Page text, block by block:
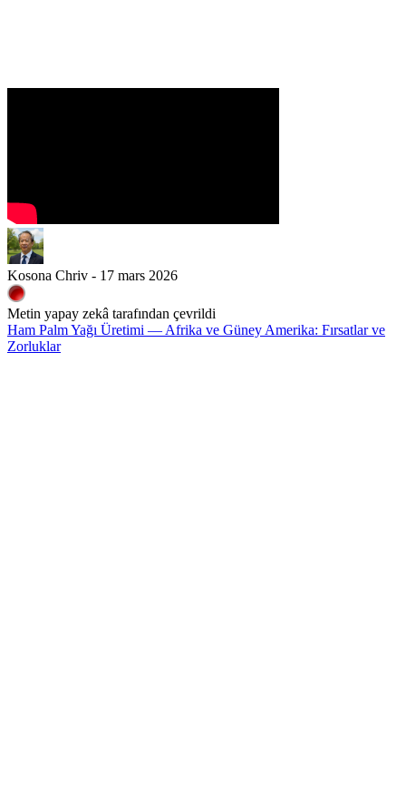
Kosona Chriv - 17 mars 2026
Metin yapay zekâ tarafından çevrildi
Ham Palm Yağı Üretimi — Afrika ve Güney Amerika: Fırsatlar ve
Zorluklar